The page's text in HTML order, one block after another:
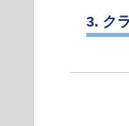
3. ク